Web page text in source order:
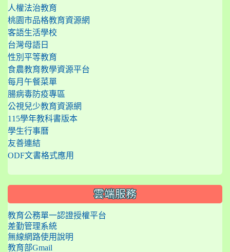
人權法治教育
桃園市品格教育資源網
客語生活學校
台灣母語日
性別平等教育
食農教育教學資源平台
每月午餐菜單
腸病毒防疫專區
公視兒少教育資源網
115學年教科書版本
學生行事曆
友善連結
ODF文書格式應用
雲端服務
教育公務單一認證授權平台
差勤管理系統
無線網路使用說明
教育部Gmail